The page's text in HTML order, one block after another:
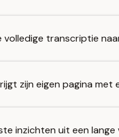
volledige transcriptie
zijn eigen pagina met
inzichten uit een